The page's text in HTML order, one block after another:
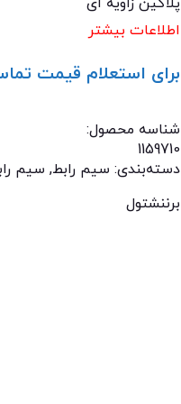
اطلاعات بیشتر
برای استعلام قیمت
شناسه محصول:
1159710
دسته‌بندی: سیم رابط, سیم
برننشتول